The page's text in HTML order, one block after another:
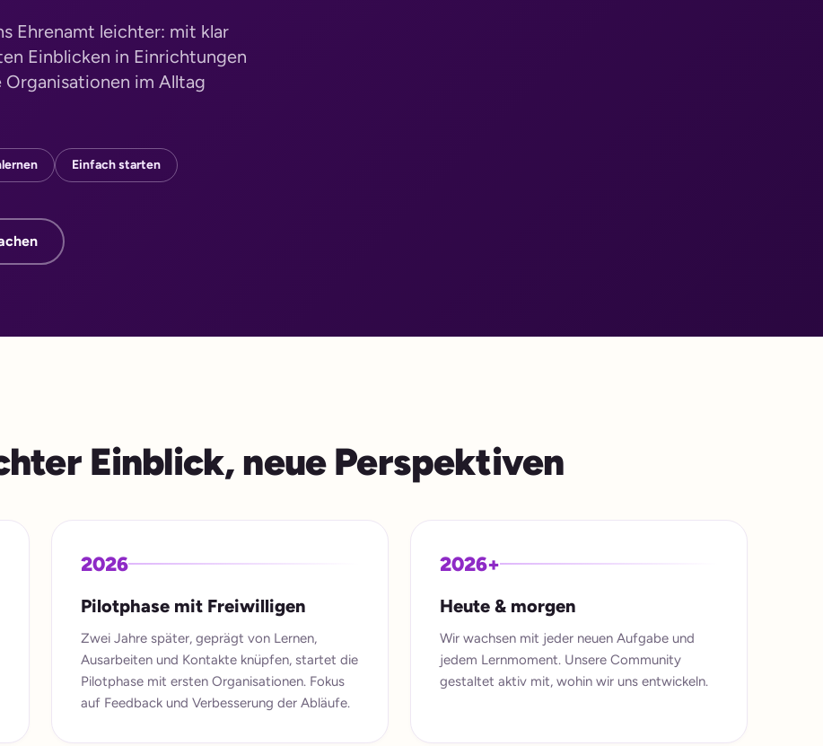
Ehrenamt leichter: mit klar
Einblicken in Einrichtungen
im Alltag
Einfach starten
Einblick, neue Perspektiven
2026
Pilotphase mit Freiwilligen
Zwei Jahre später, geprägt von Lernen,
Ausarbeiten und Kontakte knüpfen, startet die
Pilotphase mit ersten Organisationen. Fokus
auf Feedback und Verbesserung der Abläufe.
2026+
Heute & morgen
Wir wachsen mit jeder neuen Aufgabe und
jedem Lernmoment. Unsere Community
gestaltet aktiv mit, wohin wir uns entwickeln.